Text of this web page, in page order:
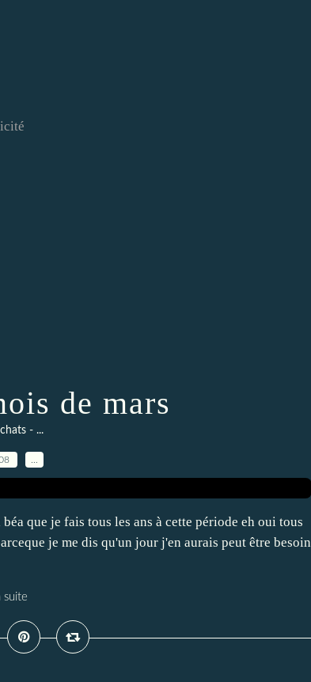
de mars
- ...
que je fais tous les ans à cette période eh oui tous
je me dis qu'un jour j'en aurais peut être besoin
suite